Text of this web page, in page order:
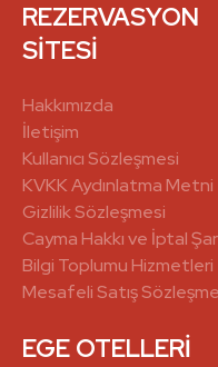
REZERVASYON
SİTESİ
Hakkımızda
İletişim
Kullanıcı Sözleşmesi
KVKK Aydınlatma Metni
Gizlilik Sözleşmesi
Cayma Hakkı ve İptal
Bilgi Toplumu Hizmetleri
Mesafeli Satış
EGE OTELLERİ